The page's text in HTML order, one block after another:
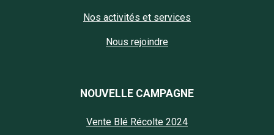
Nos activités et services
Nous rejoindre
NOUVELLE CAMPAGNE
Vente Blé Récolte 2024